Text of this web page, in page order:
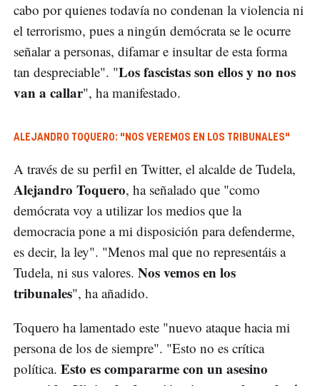
cabo por quienes todavía no condenan la violencia ni
el terrorismo, pues a ningún demócrata se le ocurre
señalar a personas, difamar e insultar de esta forma
tan despreciable". "Los fascistas son ellos y no nos
van a callar", ha manifestado.
ALEJANDRO TOQUERO: "NOS VEREMOS EN LOS TRIBUNALES"
A través de su perfil en Twitter, el alcalde de Tudela,
Alejandro Toquero, ha señalado que "como
demócrata voy a utilizar los medios que la
democracia pone a mi disposición para defenderme,
es decir, la ley". "Menos mal que no representáis a
Tudela, ni sus valores. Nos vemos en los
tribunales", ha añadido.
Toquero ha lamentado este "nuevo ataque hacia mi
persona de los de siempre". "Esto no es crítica
política. Esto es compararme con un asesino